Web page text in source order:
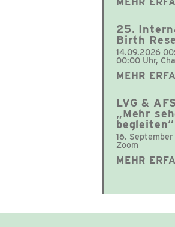
25.
Birth
14.09.2026
00:00 Uhr,
MEHR
LVG &
„Mehr
begleiten“
16. September
Zoom
MEHR